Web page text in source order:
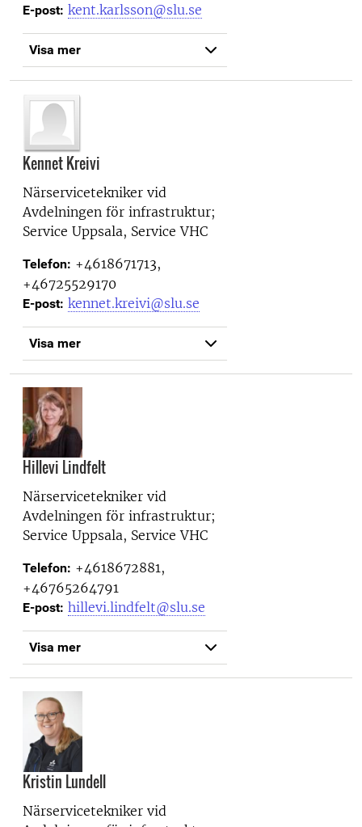
E-post: kent.karlsson@slu.se
Visa mer
Kennet Kreivi
Närservicetekniker vid
Avdelningen för infrastruktur;
Service Uppsala, Service VHC
Telefon: +4618671713,
+46725529170
E-post: kennet.kreivi@slu.se
Visa mer
Hillevi Lindfelt
Närservicetekniker vid
Avdelningen för infrastruktur;
Service Uppsala, Service VHC
Telefon: +4618672881,
+46765264791
E-post: hillevi.lindfelt@slu.se
Visa mer
Kristin Lundell
Närservicetekniker vid